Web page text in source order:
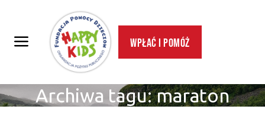
Wpłać i pomóż
Archiwa tagu:maraton